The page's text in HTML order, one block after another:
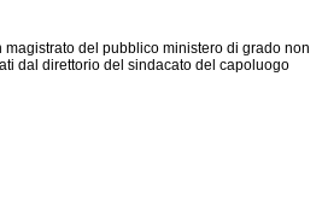
del pubblico ministero di grado non
dal direttorio del sindacato del capoluogo